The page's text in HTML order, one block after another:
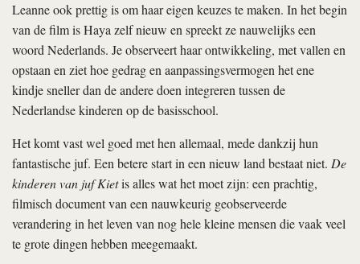
Leanne ook prettig is om haar eigen keuzes te maken. In het begin
van de film is Haya zelf nieuw en spreekt ze nauwelijks een
woord Nederlands. Je observeert haar ontwikkeling, met vallen en
opstaan en ziet hoe gedrag en aanpassingsvermogen het ene
kindje sneller dan de andere doen integreren tussen de
Nederlandse kinderen op de basisschool.
Het komt vast wel goed met hen allemaal, mede dankzij hun
fantastische juf. Een betere start in een nieuw land bestaat niet. De
kinderen van juf Kietis alles wat het moet zijn: een prachtig,
filmisch document van een nauwkeurig geobserveerde
verandering in het leven van nog hele kleine mensen die vaak veel
te grote dingen hebben meegemaakt.